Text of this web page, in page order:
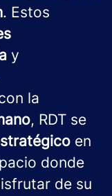
. Estos
y
la
, RDT se
en
donde
de su